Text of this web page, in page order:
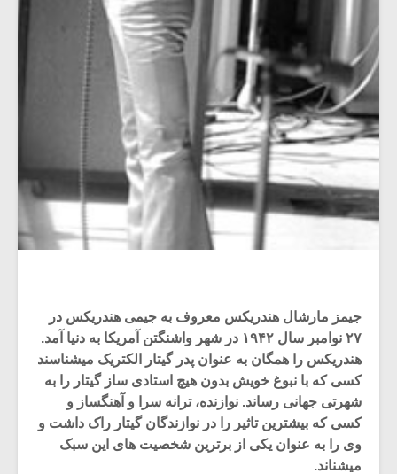
جیمز مارشال هندریکس معروف به جیمی هندریکس در
۲۷ نوامبر سال ۱۹۴۲ در شهر واشنگتن آمریکا به دنیا آمد.
هندریکس را همگان به عنوان پدر گیتار الکتریک میشناسند
کسی که با نبوغ خویش بدون هیچ استادی ساز گیتار را به
شهرتی جهانی رساند. نوازنده، ترانه سرا و آهنگساز و
کسی که بیشترین تاثیر را در نوازندگان گیتار راک داشت و
وی را به عنوان یکی از برترین شخصیت های این سبک
میشناند.